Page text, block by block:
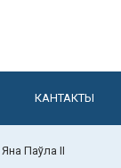
КАНТАКТЫ
Паўла ІІ